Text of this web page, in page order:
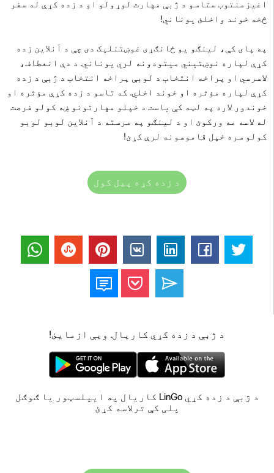
اغیزمنتوب ستاسو د ژبې مهارت لوړولو او د زده کړې له سفر
څخه خوند واخلئ یوناني!
په پای کې، لینګو یو ځانګړی غوښتنلیک دی چې د آنلاین زده
کړې لپاره نوښتیني میتودونه لري یوناني. د دې انعطاف،
لاسرسي او پراخه انتخاب د لوبې پراخه انتخاب د ژبې د زده
کړې لپاره مؤثره او خوند اخلي. که تاسو د زده کړې مؤثره او
خوندور لاره په لټه کې یاست د خپلو مهارتونو ښه کولو فرصت
له لاسه مه ورکوئ او د لینګو په مرسته د آنلاین لوبو لوبو
کولو سره خپل قاموسونه لرې کړئ!
د زده کړه پیل کول
د ژبې د زده کړي کاریال. ویې ازمایئ!
د ژبې د زده کړي LinGo کاریال په ایپلسټور یا ګوګل
پلی کې ترلاسه کړئ